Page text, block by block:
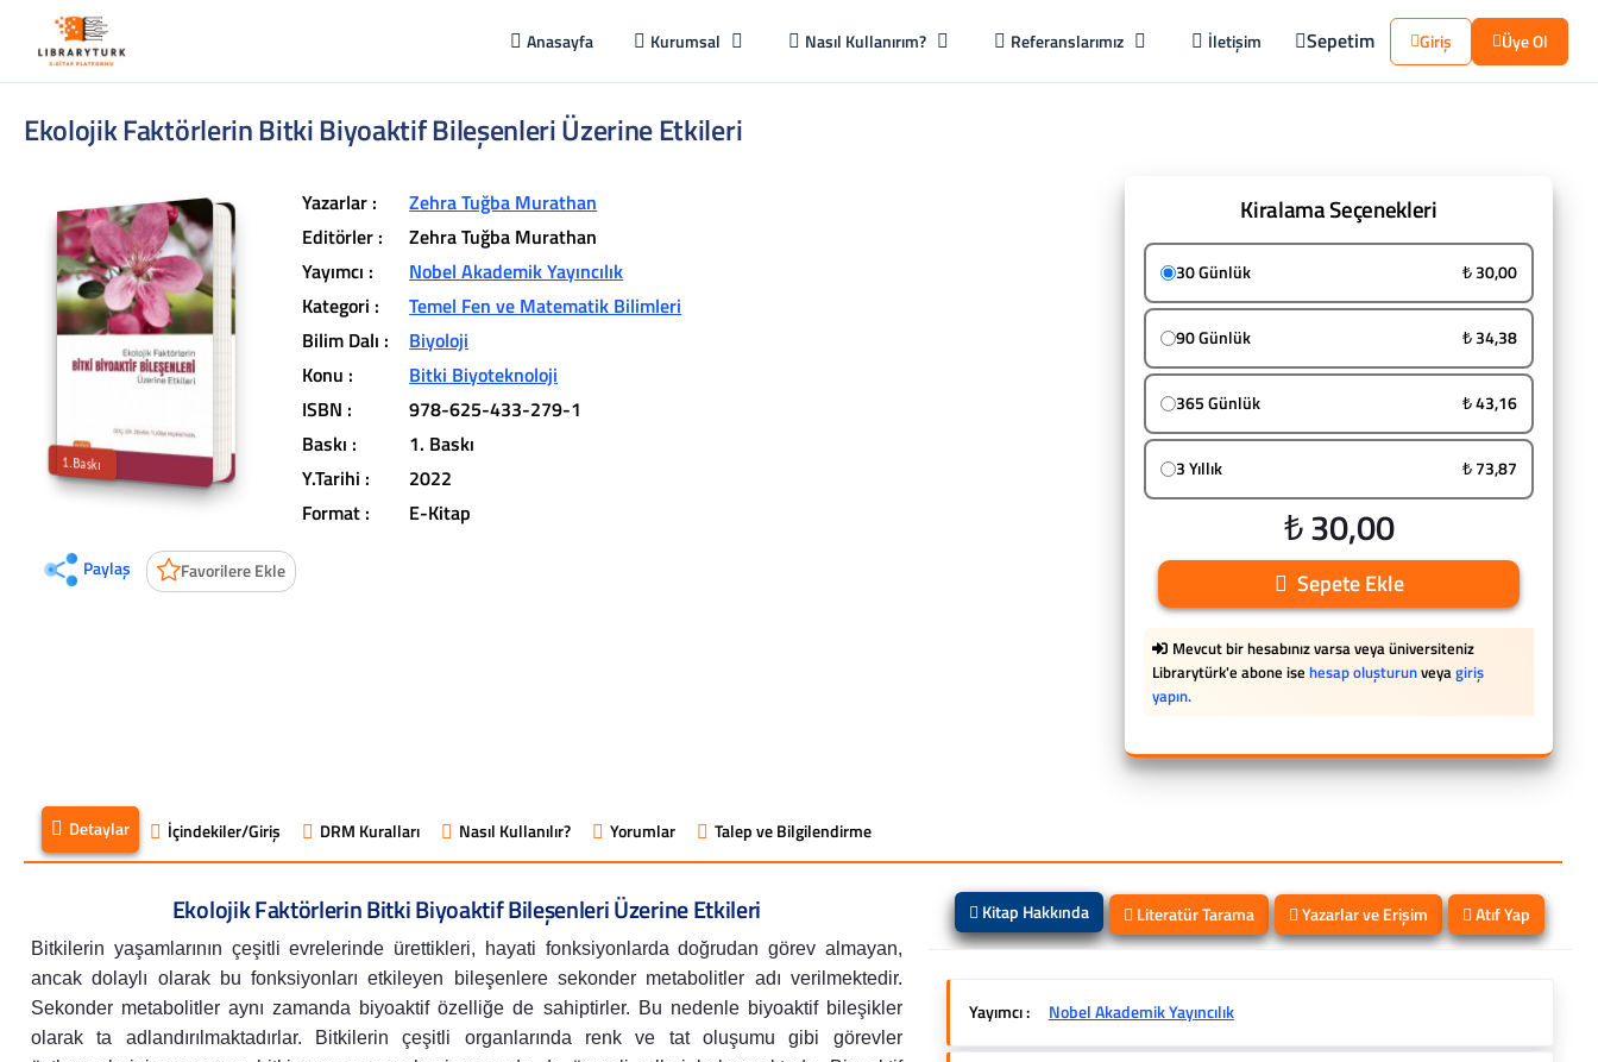
Anasayfa Kurumsal Nasıl Kullanırım? Referanslarımız İletişim Sepetim Giriş Üye Ol
Ekolojik Faktörlerin Bitki Biyoaktif Bileşenleri Üzerine Etkileri
1.Baskı
L
ib
r
a
r
y
t
ü
r
k
lit
e
r
a
t
ü
r
a
v
u
c
u
n
u
z
u
n
iç
in
d
e
Paylaş Favorilere Ekle
Yazarlar :
Zehra Tuğba Murathan
Editörler :
Zehra Tuğba Murathan
Yayımcı :
Nobel Akademik Yayıncılık
Kategori :
Temel Fen ve Matematik Bilimleri
Bilim Dalı :
Biyoloji
Konu :
Bitki Biyoteknoloji
ISBN :
978-625-433-279-1
Baskı :
1. Baskı
Y.Tarihi :
2022
Format :
E-Kitap
Kiralama Seçenekleri
30 Günlük ₺ 30,00
90 Günlük ₺ 34,38
365 Günlük ₺ 43,16
3 Yıllık ₺ 73,87
₺ 30,00
Sepete Ekle
Mevcut bir hesabınız varsa veya üniversiteniz
Librarytürk'e abone ise hesap oluşturunveyagiriş
yapın.
Detaylar İçindekiler/Giriş DRM Kuralları Nasıl Kullanılır? Yorumlar Talep ve Bilgilendirme
Ekolojik Faktörlerin Bitki Biyoaktif Bileşenleri Üzerine Etkileri
Bitkilerin yaşamlarının çeşitli evrelerinde ürettikleri, hayati fonksiyonlarda doğrudan görev almayan,
ancak dolaylı olarak bu fonksiyonları etkileyen bileşenlere sekonder metabolitler adı verilmektedir.
Sekonder metabolitler aynı zamanda biyoaktif özelliğe de sahiptirler. Bu nedenle biyoaktif bileşikler
olarak ta adlandırılmaktadırlar. Bitkilerin çeşitli organlarında renk ve tat oluşumu gibi görevler
Kitap Hakkında Literatür Tarama Yazarlar ve Erişim Atıf Yap
Yayımcı : Nobel Akademik Yayıncılık